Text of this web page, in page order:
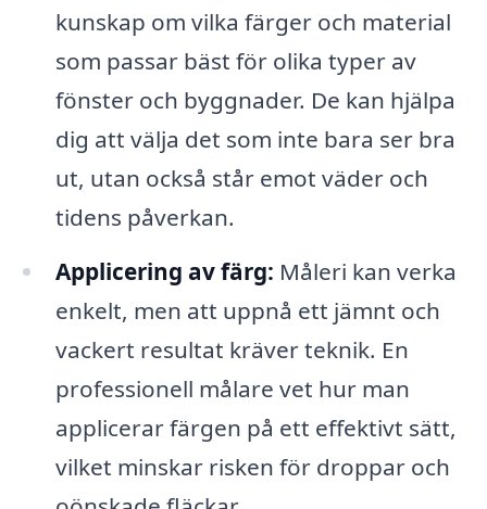
kunskap om vilka färger och material
som passar bäst för olika typer av
fönster och byggnader. De kan hjälpa
dig att välja det som inte bara ser bra
ut, utan också står emot väder och
tidens påverkan.
Applicering av färg: Måleri kan verka
enkelt, men att uppnå ett jämnt och
vackert resultat kräver teknik. En
professionell målare vet hur man
applicerar färgen på ett effektivt sätt,
vilket minskar risken för droppar och